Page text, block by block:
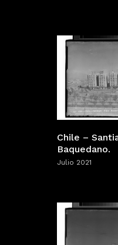
Chile –
Baquedano.
Julio 2021